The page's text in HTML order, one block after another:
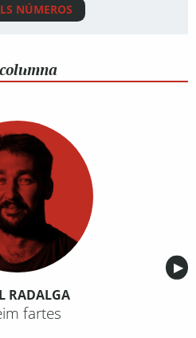
NÚMEROS
▶︎
RADALGA
fartes